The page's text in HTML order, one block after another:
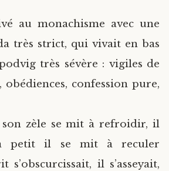
au monachisme avec une
très strict, qui vivait en bas
très sévère : vigiles de
confession pure,
zèle se mit à refroidir, il
petit il se mit à reculer
il s’asseyait,